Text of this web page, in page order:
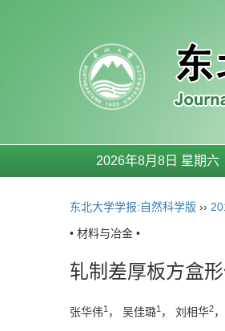
2026年8月8日 星期六
东北大学学报:自然科学版 ››
• 材料与冶金 •
轧制差厚板方盒
张华伟1 ， 吴佳璐1 ， 刘相华2